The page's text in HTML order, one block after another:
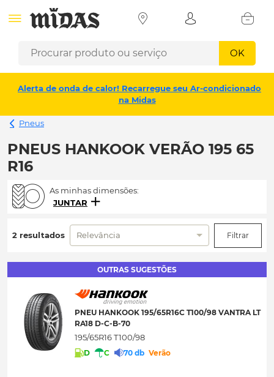
OK
Alerta de onda de calor! Recarregue seu Ar-condicionado
na Midas
Pneus
PNEUS HANKOOK VERÃO 195 65
R16
As minhas dimensões:
JUNTAR
2 resultados Relevância Filtrar
OUTRAS SUGESTÕES
PNEU HANKOOK 195/65R16C T100/98 VANTRA LT
RA18 D-C-B-70
195/65R16 T100/98
D C 70 db Verão